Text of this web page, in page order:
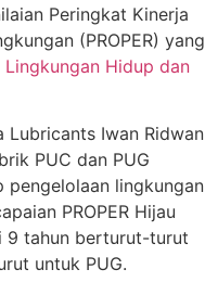
Peringkat Kinerja
(PROPER) yang
Lingkungan Hidup dan
Lubricants Iwan Ridwan
PUC dan PUG
lingkungan
PROPER Hijau
9 tahun berturut-turut
untuk PUG.